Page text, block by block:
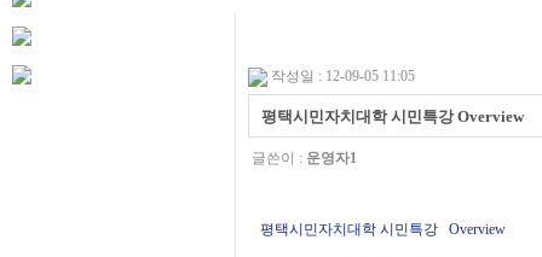
작성일 : 12-09-05 11:05
평택시민자치대학 시민특강 Overview
글쓴이 : 운영자1
평택시민자치대학 시민특강 Overview